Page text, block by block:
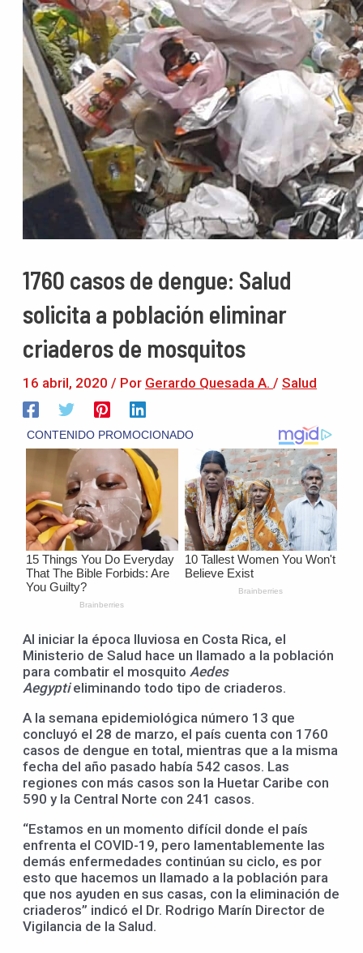
1760 casos de dengue: Salud
solicita a población eliminar
criaderos de mosquitos
16 abril, 2020 / Por Gerardo Quesada A. / Salud
Al iniciar la época lluviosa en Costa Rica, el
Ministerio de Salud hace un llamado a la población
para combatir el mosquito Aedes
Aegyptieliminando todo tipo de criaderos.
A la semana epidemiológica número 13 que
concluyó el 28 de marzo, el país cuenta con 1760
casos de dengue en total, mientras que a la misma
fecha del año pasado había 542 casos. Las
regiones con más casos son la Huetar Caribe con
590 y la Central Norte con 241 casos.
“Estamos en un momento difícil donde el país
enfrenta el COVID-19, pero lamentablemente las
demás enfermedades continúan su ciclo, es por
esto que hacemos un llamado a la población para
que nos ayuden en sus casas, con la eliminación de
criaderos” indicó el Dr. Rodrigo Marín Director de
Vigilancia de la Salud.